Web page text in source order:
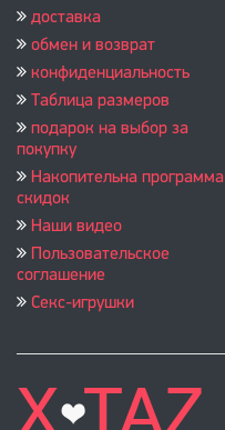
доставка
обмен и возврат
конфиденциальность
Таблица размеров
подарок на выбор за
покупку
Накопительна программа
скидок
Наши видео
Пользовательское
соглашение
Секс-игрушки